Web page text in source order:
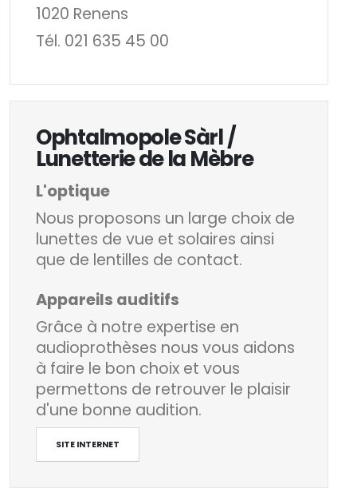
1020 Renens
Tél. 021 635 45 00
Ophtalmopole Sàrl /
Lunetterie de la Mèbre
L'optique
Nous proposons un large choix de
lunettes de vue et solaires ainsi
que de lentilles de contact.
Appareils auditifs
Grâce à notre expertise en
audioprothèses nous vous aidons
à faire le bon choix et vous
permettons de retrouver le plaisir
d'une bonne audition.
SITE INTERNET